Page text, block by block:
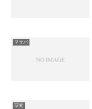
マサバ
研究